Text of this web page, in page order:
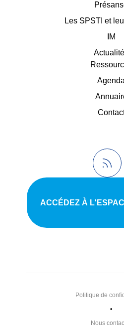
Les SPSTI et
IM
Agenda
ACCÉDEZ À
Nous
•
Politique de